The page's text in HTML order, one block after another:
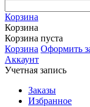
Корзина
Корзина
Корзина пуста
Корзина Оформить
Аккаунт
Учетная запись
Заказы
Избранное